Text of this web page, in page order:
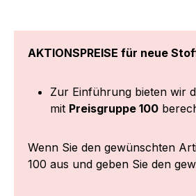
AKTIONSPREISE für neue
Zur Einführung bieten wir
mit Preisgruppe 100
Wenn Sie den gewünschten
100 aus und geben Sie den